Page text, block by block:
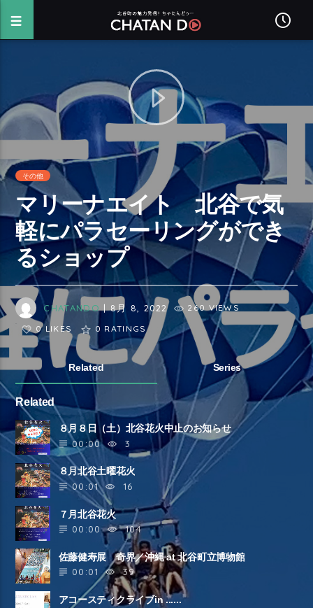
その他
マリーナエイト 北谷で気
軽にパラセーリングができ
るショップ
CHATANDO| 8月 8, 2022
260 VIEWS
0 LIKES
0 RATINGS
Related Series
Related
８月８日（土）北谷花火中止のお知らせ
00:00
3
８月北谷土曜花火
00:01
16
７月北谷花火
00:00
104
佐藤健寿展 奇界／沖縄 at 北谷町立博物館
00:01
39
アコースティクライブin ......